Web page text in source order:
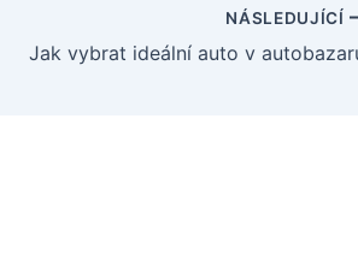
NÁSLEDUJÍCÍ
Jak vybrat ideální auto v